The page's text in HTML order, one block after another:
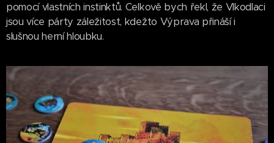
pomocí vlastních instinktů. Celkově bych řekl, že Vlkodlaci
jsou více párty záležitost, kdežto Výprava přináší i
slušnou herní hloubku.